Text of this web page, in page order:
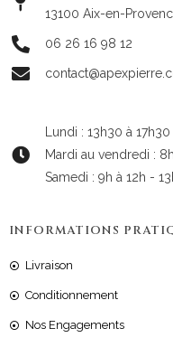
13100 Aix-en-
06 26 16 98 12
Lundi : 13h30 à 17h30
Mardi au vendredi :
Samedi : 9h à 12h -
INFORMATIONS
Livraison
Conditionnement
Nos Engagements